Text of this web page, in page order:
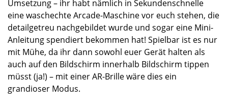
Umsetzung – ihr habt nämlich in Sekundenschnelle
eine waschechte Arcade-Maschine vor euch stehen, die
detailgetreu nachgebildet wurde und sogar eine Mini-
Anleitung spendiert bekommen hat! Spielbar ist es nur
mit Mühe, da ihr dann sowohl euer Gerät halten als
auch auf den Bildschirm innerhalb Bildschirm tippen
müsst (ja!) – mit einer AR-Brille wäre dies ein
grandioser Modus.